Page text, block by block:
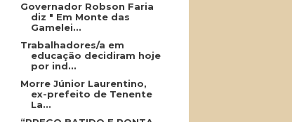
Governador Robson Faria
diz " Em Monte das
Gamelei...
Trabalhadores/a em
educação decidiram hoje
por ind...
Morre Júnior Laurentino,
ex-prefeito de Tenente
La...